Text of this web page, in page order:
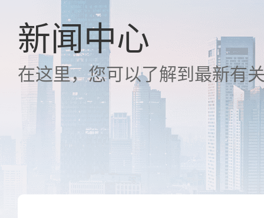
新闻中心
在这里，您可以了解到最新有